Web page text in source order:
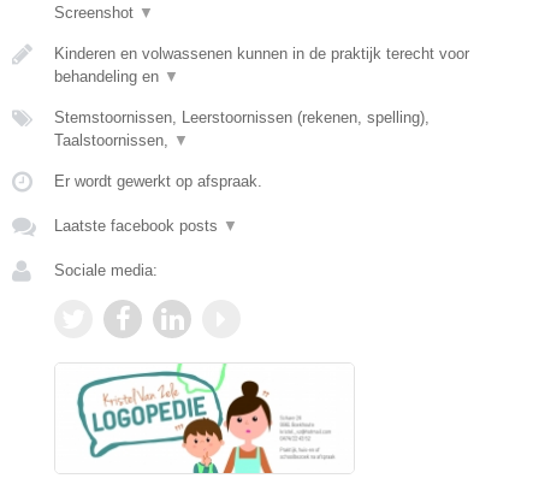
Screenshot ▼
Kinderen en volwassenen kunnen in de praktijk terecht voor
behandeling en ▼
Stemstoornissen, Leerstoornissen (rekenen, spelling),
Taalstoornissen,
▼
Er wordt gewerkt op afspraak.
Laatste facebook posts ▼
Sociale media: